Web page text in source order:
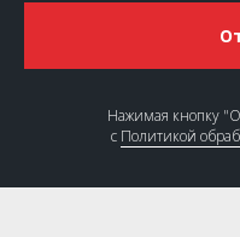
Нажимая кнопку
с Политикой